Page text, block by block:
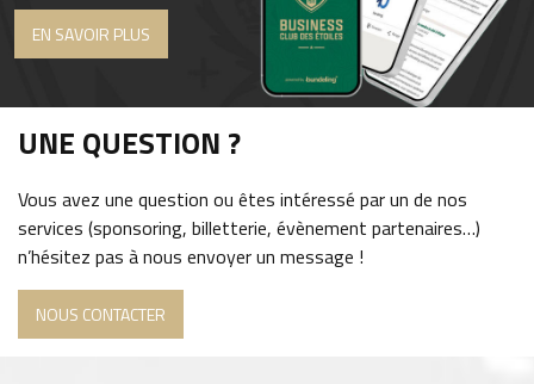
EN SAVOIR PLUS
UNE QUESTION ?
Vous avez une question ou êtes intéressé par un de nos
services (sponsoring, billetterie, évènement partenaires…)
n’hésitez pas à nous envoyer un message !
NOUS CONTACTER